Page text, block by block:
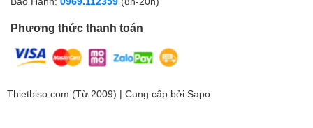
Phương thức thanh toán
Thietbiso.com (Từ 2009) | Cung cấp bởi Sapo